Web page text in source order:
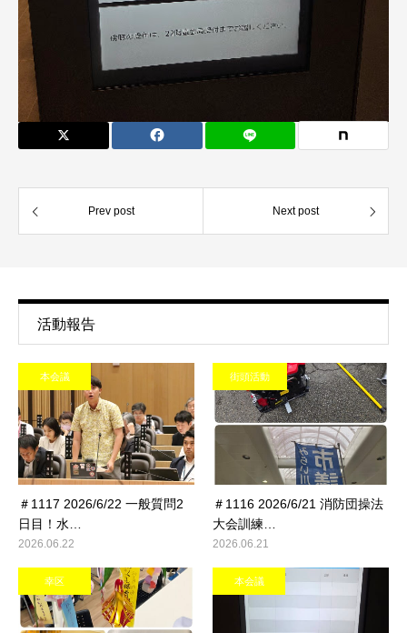
Prev post Next post
活動報告
本会議
＃1117 2026/6/22 一般質問2
日目！水…
2026.06.22
街頭活動
＃1116 2026/6/21 消防団操法
大会訓練…
2026.06.21
幸区 本会議